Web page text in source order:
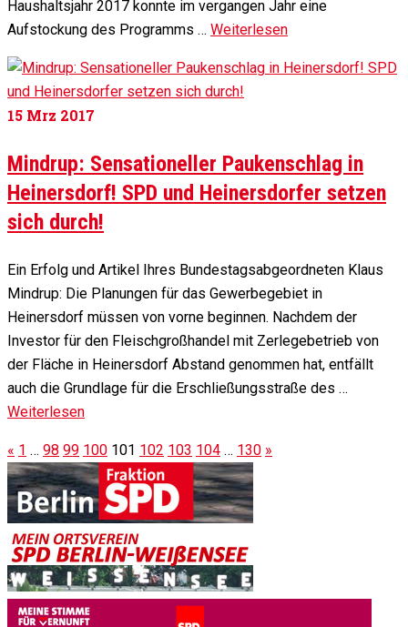
Haushaltsjahr 2017 konnte im vergangen Jahr eine
Aufstockung des Programms … Weiterlesen
15 Mrz 2017
Mindrup: Sensationeller Paukenschlag in
Heinersdorf! SPD und Heinersdorfer setzen
sich durch!
Ein Erfolg und Artikel Ihres Bundestagsabgeordneten Klaus
Mindrup: Die Planungen für das Gewerbegebiet in
Heinersdorf müssen von vorne beginnen. Nachdem der
Investor für den Fleischgroßhandel mit Zerlegebetrieb von
der Fläche in Heinersdorf Abstand genommen hat, entfällt
auch die Grundlage für die Erschließungsstraße des …
Weiterlesen
« 1 … 98 99 100 101 102 103 104 … 130 »